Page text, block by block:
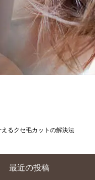
るクセ毛カットの解決法
最近の投稿